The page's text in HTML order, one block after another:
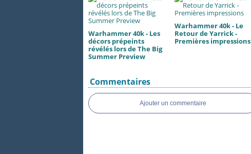
Warhammer 40k - Les
décors prépeints
révélés lors de The Big
Summer Preview
Warhammer 40k - Le
Retour de Yarrick -
Premières impressions
Commentaires
Ajouter un commentaire